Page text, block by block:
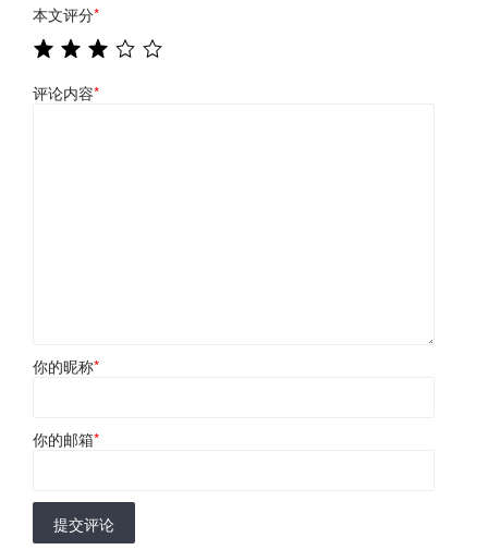
本文评分*
评论内容*
你的昵称*
你的邮箱*
提交评论